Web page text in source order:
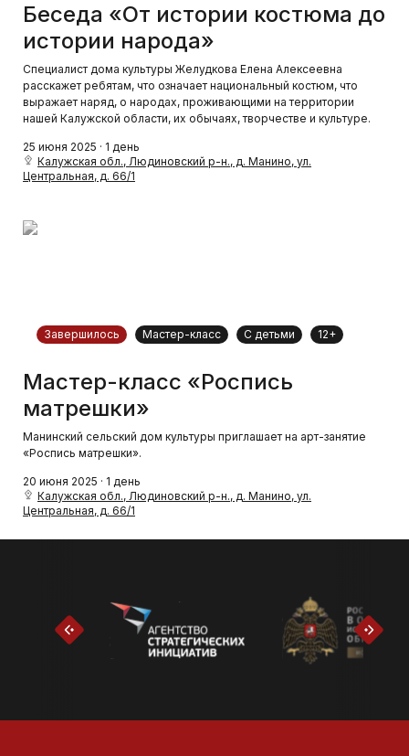
Беседа «От истории костюма до
истории народа»
Специалист дома культуры Желудкова Елена Алексеевна
расскажет ребятам, что означает национальный костюм, что
выражает наряд, о народах, проживающими на территории
нашей Калужской области, их обычаях, творчестве и культуре.
25 июня 2025 · 1 день
Калужская обл., Людиновский р-н., д. Манино, ул.
Центральная, д. 66/1
Завершилось Мастер-класс С детьми 12+
Мастер-класс «Роспись
матрешки»
Манинский сельский дом культуры приглашает на арт-занятие
«Роспись матрешки».
20 июня 2025 · 1 день
Калужская обл., Людиновский р-н., д. Манино, ул.
Центральная, д. 66/1